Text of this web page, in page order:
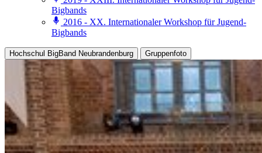
Bigbands
2016 - XX. Internationaler Workshop für Jugend-
Bigbands
Hochschul BigBand Neubrandenburg Gruppenfoto